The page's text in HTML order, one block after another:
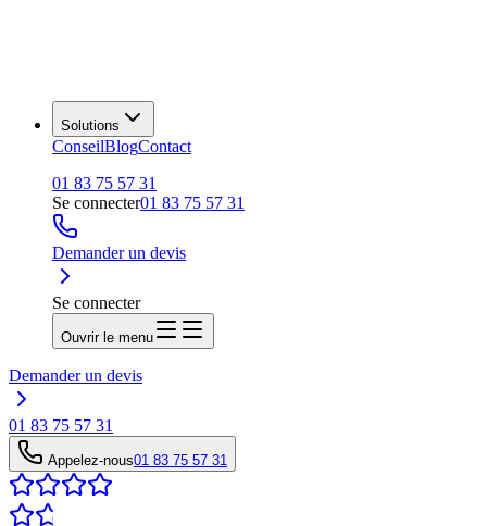
Solutions
ConseilBlogContact
01 83 75 57 31
Se connecter01 83 75 57 31
Demander un devis
Se connecter
Ouvrir le menu
Demander un devis
01 83 75 57 31
Appelez-nous01 83 75 57 31